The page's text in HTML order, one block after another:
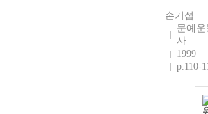
손기섭
문예운
사
1999
p.110-